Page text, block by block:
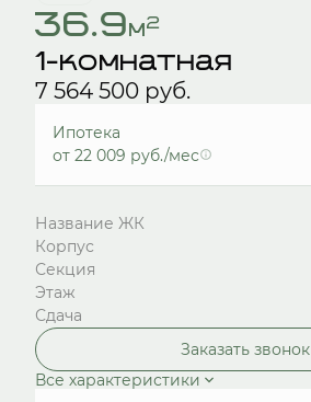
36.9м2
1-комнатная
7 564 500 руб.
Ипотека
от 22 009 руб./мес
Название ЖК
Корпус
Секция
Этаж
Сдача
Заказать звонок
Все характеристики